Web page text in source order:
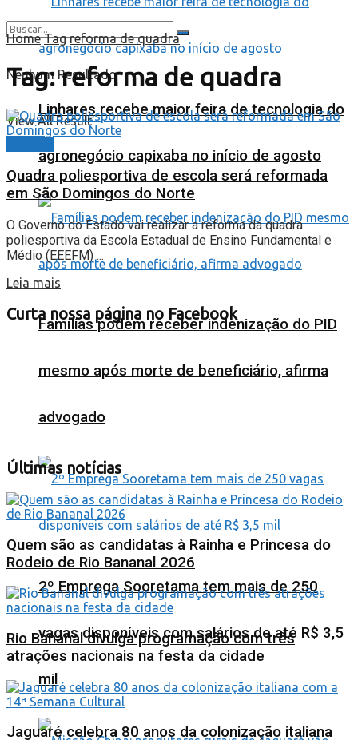
Linhares recebe maior feira de tecnologia do
agronegócio capixaba no início de agosto
Famílias podem receber indenização do PID
mesmo após morte de beneficiário, afirma
advogado
2º Emprega Sooretama tem mais de 250
vagas disponíveis com salários de até R$ 3,5
mil
Nenhum Resultado
View All Result
Home Tag reforma de quadra
Tag:reforma de quadra
Quadra poliesportiva de escola será reformada
em São Domingos do Norte
O Governo do Estado vai realizar a reforma da quadra
poliesportiva da Escola Estadual de Ensino Fundamental e
Médio (EEEFM) ...
Leia mais
Curta nossa página no Facebook
Últimas notícias
Quem são as candidatas à Rainha e Princesa do
Rodeio de Rio Bananal 2026
Rio Bananal divulga programação com três
atrações nacionais na festa da cidade
Jaguaré celebra 80 anos da colonização italiana